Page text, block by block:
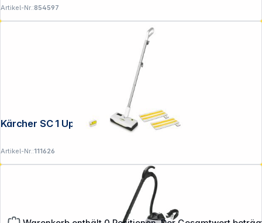
Artikel-Nr.:854597
Kärcher SC 1 Upright Dampfreiniger
Artikel-Nr.:111626